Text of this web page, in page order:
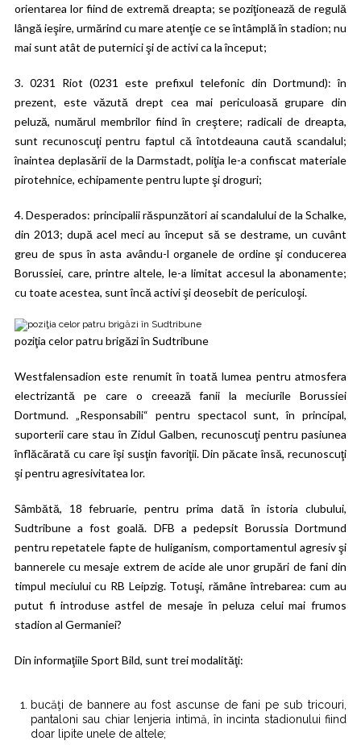
orientarea lor fiind de extremă dreapta; se poziţionează de regulă
lângă ieşire, urmărind cu mare atenţie ce se întâmplă în stadion; nu
mai sunt atât de puternici şi de activi ca la început;
3.0231 Riot (0231 este prefixul telefonic din Dortmund): în
prezent, este văzută drept cea mai periculoasă grupare din
peluză, numărul membrilor fiind în creştere; radicali de dreapta,
sunt recunoscuţi pentru faptul că întotdeauna caută scandalul;
înaintea deplasării de la Darmstadt, poliţia le-a confiscat materiale
pirotehnice, echipamente pentru lupte şi droguri;
4.Desperados: principalii răspunzători ai scandalului de la Schalke,
din 2013; după acel meci au început să se destrame, un cuvânt
greu de spus în asta avându-l organele de ordine şi conducerea
Borussiei, care, printre altele, le-a limitat accesul la abonamente;
cu toate acestea, sunt încă activi şi deosebit de periculoşi.
poziţia celor patru brigăzi în Sudtribune
Westfalensadion este renumit în toată lumea pentru atmosfera
electrizantă pe care o creează fanii la meciurile Borussiei
Dortmund. „Responsabili“ pentru spectacol sunt, în principal,
suporterii care stau în Zidul Galben, recunoscuţi pentru pasiunea
înflăcărată cu care îşi susţin favoriţii. Din păcate însă, recunoscuţi
şi pentru agresivitatea lor.
Sâmbătă, 18 februarie, pentru prima dată în istoria clubului,
Sudtribune a fost goală. DFB a pedepsit Borussia Dortmund
pentru repetatele fapte de huliganism, comportamentul agresiv şi
bannerele cu mesaje extrem de acide ale unor grupări de fani din
timpul meciului cu RB Leipzig. Totuşi, rămâne întrebarea: cum au
putut fi introduse astfel de mesaje în peluza celui mai frumos
stadion al Germaniei?
Din informaţiile Sport Bild, sunt trei modalităţi:
bucăţi de bannere au fost ascunse de fani pe sub tricouri,
pantaloni sau chiar lenjeria intimă, în incinta stadionului fiind
doar lipite unele de altele;